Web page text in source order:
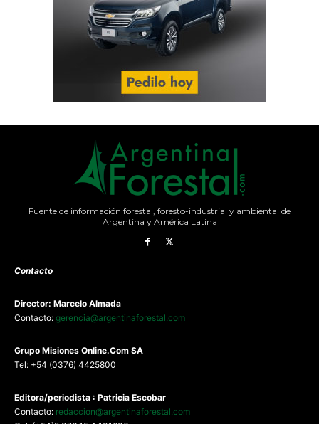
Fuente de información forestal, foresto-industrial y ambiental de
Argentina y América Latina
Contacto
Director: Marcelo Almada
Contacto: gerencia@argentinaforestal.com
Grupo Misiones Online.Com SA
Tel: +54 (0376) 4425800
Editora/periodista : Patricia Escobar
Contacto: redaccion@argentinaforestal.com